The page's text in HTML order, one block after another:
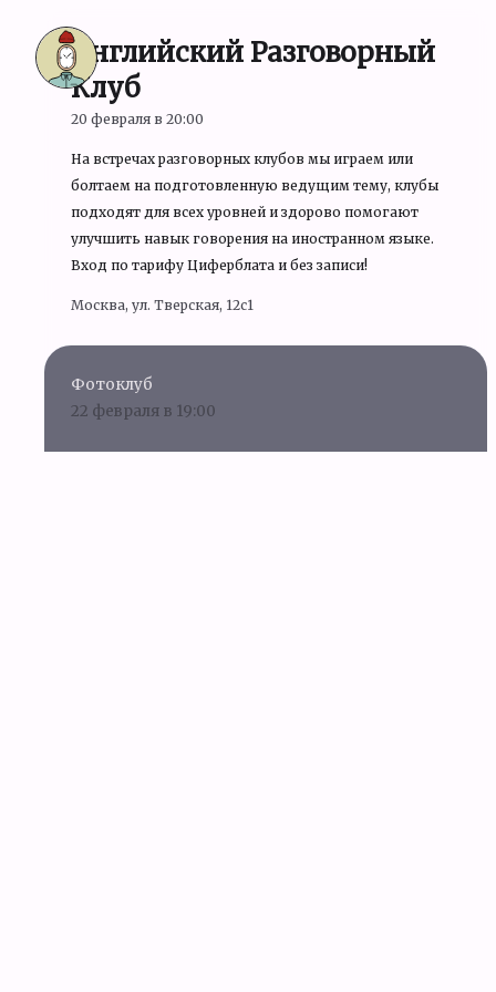
Английский Разговорный
Клуб
20 февраля в 20:00
На встречах разговорных клубов мы играем или
болтаем на подготовленную ведущим тему, клубы
подходят для всех уровней и здорово помогают
улучшить навык говорения на иностранном языке.
Вход по тарифу Циферблата и без записи!
Москва, ул. Тверская, 12с1
Фотоклуб
22 февраля в 19:00